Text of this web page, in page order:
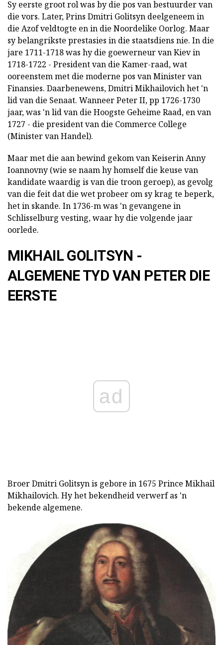
Sy eerste groot rol was by die pos van bestuurder van
die vors. Later, Prins Dmitri Golitsyn deelgeneem in
die Azof veldtogte en in die Noordelike Oorlog. Maar
sy belangrikste prestasies in die staatsdiens nie. In die
jare 1711-1718 was hy die goewerneur van Kiev in
1718-1722 - President van die Kamer-raad, wat
ooreenstem met die moderne pos van Minister van
Finansies. Daarbenewens, Dmitri Mikhailovich het 'n
lid van die Senaat. Wanneer Peter II, pp 1726-1730
jaar, was 'n lid van die Hoogste Geheime Raad, en van
1727 - die president van die Commerce College
(Minister van Handel).
Maar met die aan bewind gekom van Keiserin Anny
Ioannovny (wie se naam hy homself die keuse van
kandidate waardig is van die troon geroep), as gevolg
van die feit dat die wet probeer om sy krag te beperk,
het in skande. In 1736-m was 'n gevangene in
Schlisselburg vesting, waar hy die volgende jaar
oorlede.
MIKHAIL GOLITSYN -
ALGEMENE TYD VAN PETER DIE
EERSTE
ad
Broer Dmitri Golitsyn is gebore in 1675 Prince Mikhail
Mikhailovich. Hy het bekendheid verwerf as 'n
bekende algemene.